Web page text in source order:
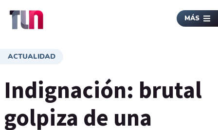
MÁS
ACTUALIDAD
Indignación: brutal
golpiza de una